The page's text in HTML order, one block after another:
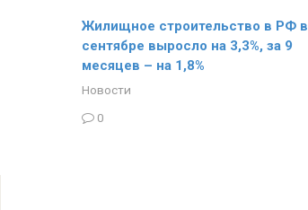
Жилищное строительство в РФ в
сентябре выросло на 3,3%, за 9
месяцев – на 1,8%
Новости
0